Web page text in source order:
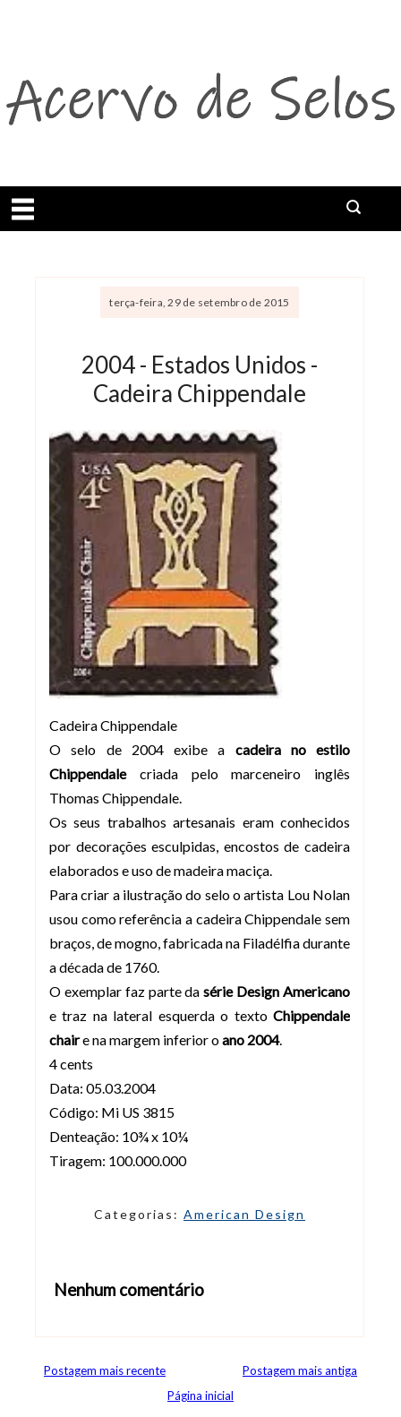
Abrir menu
terça-feira, 29 de setembro de 2015
2004 - Estados Unidos -
Cadeira Chippendale
Cadeira Chippendale
O selo de 2004 exibe a cadeira no estilo
Chippendalecriada pelo marceneiro inglês
Thomas Chippendale.
Os seus trabalhos artesanais eram conhecidos
por decorações esculpidas, encostos de cadeira
elaborados e uso de madeira maciça.
Para criar a ilustração do selo o artista Lou Nolan
usou como referência a cadeira Chippendale sem
braços, de mogno, fabricada na Filadélfia durante
a década de 1760.
O exemplar faz parte dasérie Design Americano
e traz na lateral esquerda o texto Chippendale
chaire na margem inferior oano 2004.
4 cents
Data: 05.03.2004
Código: Mi US 3815
Denteação: 10¾ x 10¼
Tiragem: 100.000.000
Categorias: American Design
Nenhum comentário
Postagem mais recente
Postagem mais antiga
Página inicial